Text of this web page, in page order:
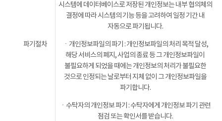
파기절차
시스템에 데이터베이스로 저장된 개인정보는 내부 협의체의
결정에 따라 시스템의 기능 등을 고려하여 일정 기간 내
자동으로 파기됩니다.
ㆍ개인정보파일의 파기 : 개인정보파일의 처리 목적 달성,
해당 서비스의 폐지, 사업의 종료 등 그 개인정보파일이
불필요하게 되었을 때에는 개인정보의 처리가 불필요한
것으로 인정되는 날로부터 지체 없이 그 개인정보파일을
파기합니다.
ㆍ수탁자의 개인정보 파기 : 수탁자에게 개인정보 파기 관련
점검 또는 확인서를 받습니다.